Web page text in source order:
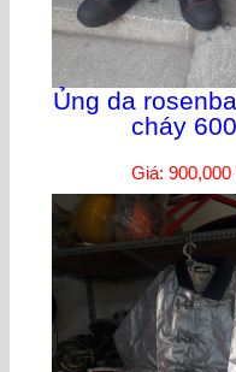
Ủng da
cháy
Giá: